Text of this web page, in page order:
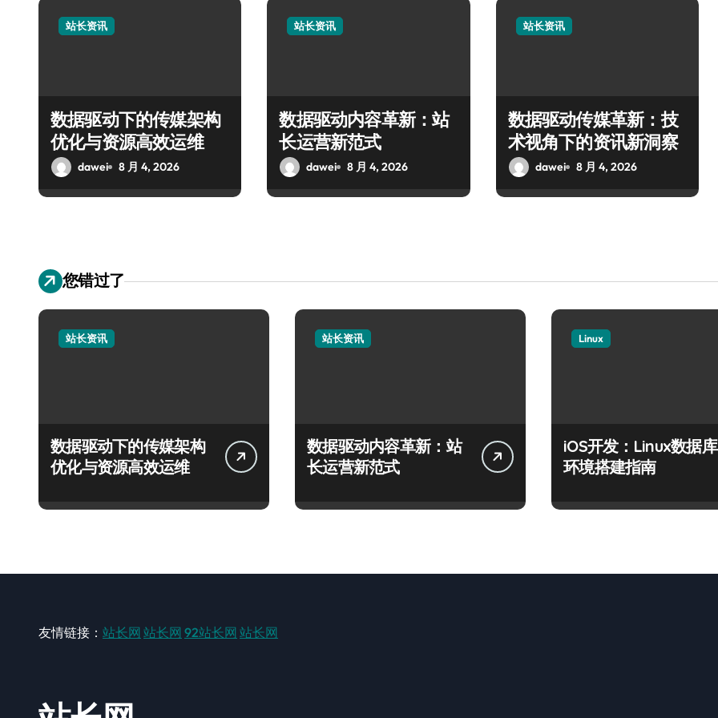
站长资讯
数据驱动下的传媒架构
优化与资源高效运维
dawei 8 月 4, 2026
站长资讯
数据驱动内容革新：站
长运营新范式
dawei 8 月 4, 2026
站长资讯
数据驱动传媒革新：技
术视角下的资讯新洞察
dawei 8 月 4, 2026
您错过了
站长资讯
数据驱动下的传媒架构
优化与资源高效运维
站长资讯
数据驱动内容革新：站
长运营新范式
Linux
iOS开发：Linux数据库
环境搭建指南
友情链接： 站长网 站长网 92站长网 站长网